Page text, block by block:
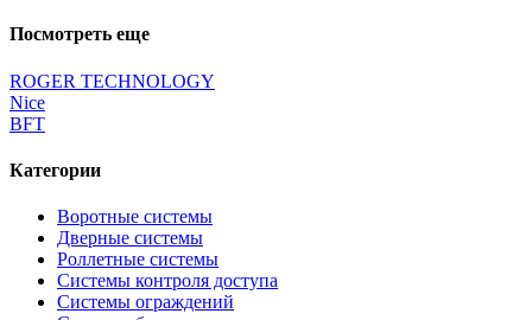
Посмотреть еще
ROGER TECHNOLOGY
Nice
BFT
Категории
Воротные системы
Дверные системы
Роллетные системы
Системы контроля доступа
Системы ограждений